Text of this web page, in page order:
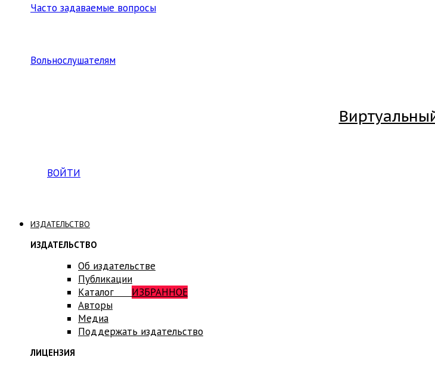
Часто задаваемые вопросы
Вольнослушателям
ВОЙТИ
ИЗДАТЕЛЬСТВО
ИЗДАТЕЛЬСТВО
Об издательстве
Публикации
Каталог ИЗБРАННОЕ
Авторы
Медиа
Поддержать издательство
ЛИЦЕНЗИЯ